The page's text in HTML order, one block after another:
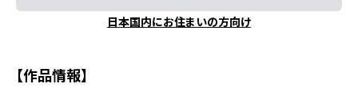
日本国内にお住まいの方向け
【作品情報】